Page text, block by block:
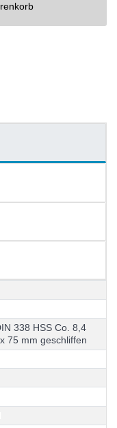
IN 338 HSS Co. 8,4
x 75 mm geschliffen